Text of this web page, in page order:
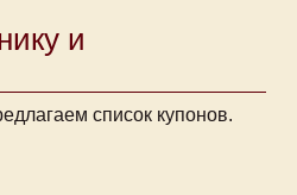
и
список купонов.